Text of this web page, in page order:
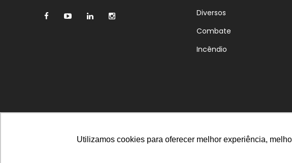
Utilizamos cookies para oferecer melhor experiência,
Diversos
Combate
Incêndio